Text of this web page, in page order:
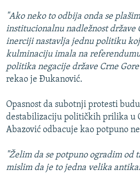
"Ako neko to odbija onda se
institucionalnu nadležnost države
inerciji nastavlja jednu politiku
kulminaciju imala na
politika negacije države Crne
rekao je Đukanović.
Opasnost da subotnji protesti
destabilizaciju političkih prilika u
Abazović odbacuje kao potpuno
"Želim da se potpuno ogradim od
mislim da je to jedna velika